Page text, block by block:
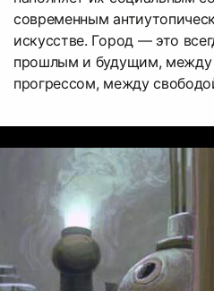
современным
искусстве. Город — это
прошлым и будущим, между
прогрессом, между